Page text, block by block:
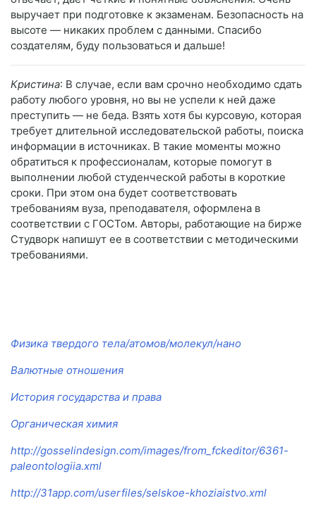
выручает при подготовке к экзаменам. Безопасность на
высоте — никаких проблем с данными. Спасибо
создателям, буду пользоваться и дальше!
Кристина: В случае, если вам срочно необходимо сдать
работу любого уровня, но вы не успели к ней даже
преступить — не беда. Взять хотя бы курсовую, которая
требует длительной исследовательской работы, поиска
информации в источниках. В такие моменты можно
обратиться к профессионалам, которые помогут в
выполнении любой студенческой работы в короткие
сроки. При этом она будет соответствовать
требованиям вуза, преподавателя, оформлена в
соответствии с ГОСТом. Авторы, работающие на бирже
Студворк напишут ее в соответствии с методическими
требованиями.
Физика твердого тела/атомов/молекул/нано
Валютные отношения
История государства и права
Органическая химия
http://gosselindesign.com/images/from_fckeditor/6361-
paleontologiia.xml
http://31app.com/userfiles/selskoe-khoziaistvo.xml